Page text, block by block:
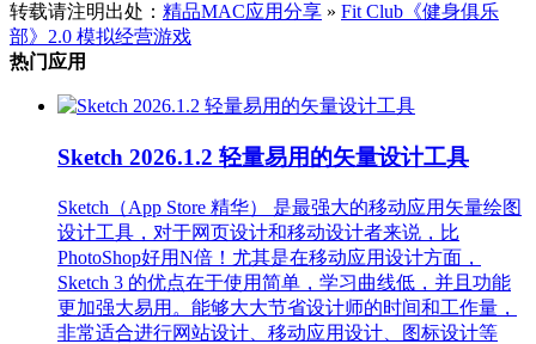
转载请注明出处： 精品MAC应用分享 » Fit Club《健身俱乐
部》2.0 模拟经营游戏
热门应用
Sketch 2026.1.2 轻量易用的矢量设计工具
Sketch（App Store 精华） 是最强大的移动应用矢量绘图
设计工具，对于网页设计和移动设计者来说，比
PhotoShop好用N倍！尤其是在移动应用设计方面，
Sketch 3 的优点在于使用简单，学习曲线低，并且功能
更加强大易用。能够大大节省设计师的时间和工作量，
非常适合进行网站设计、移动应用设计、图标设计等